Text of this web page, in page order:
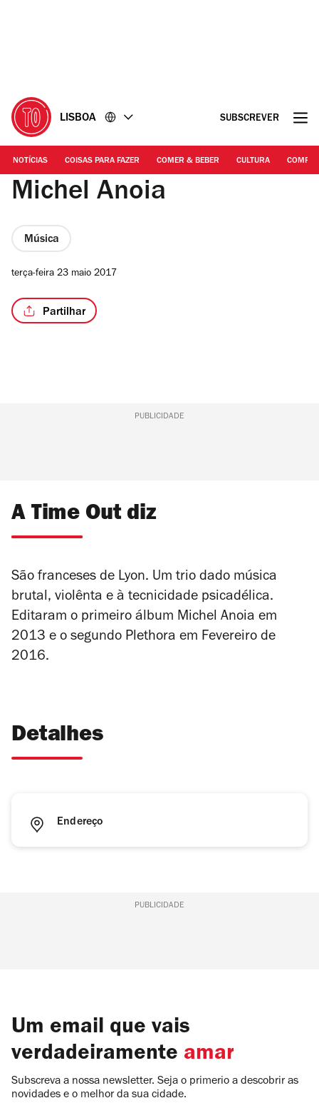
LISBOA SUBSCREVER
NOTÍCIAS COISAS PARA FAZER COMER & BEBER CULTURA
Michel Anoia
Música
terça-feira 23 maio 2017
Partilhar
PUBLICIDADE
A Time Out diz
São franceses de Lyon. Um trio dado música
brutal, violênta e à tecnicidade psicadélica.
Editaram o primeiro álbum Michel Anoia em
2013 e o segundo Plethora em Fevereiro de
2016.
Detalhes
Endereço
PUBLICIDADE
Um email que vais
verdadeiramente amar
Subscreva a nossa newsletter. Seja o primerio a descobrir as
novidades e o melhor da sua cidade.